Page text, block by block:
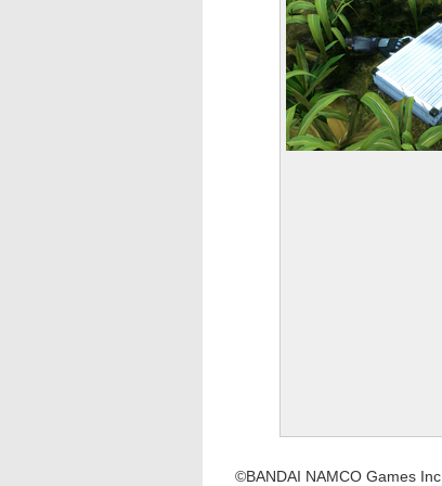
©BANDAI NAMCO Games Inc.